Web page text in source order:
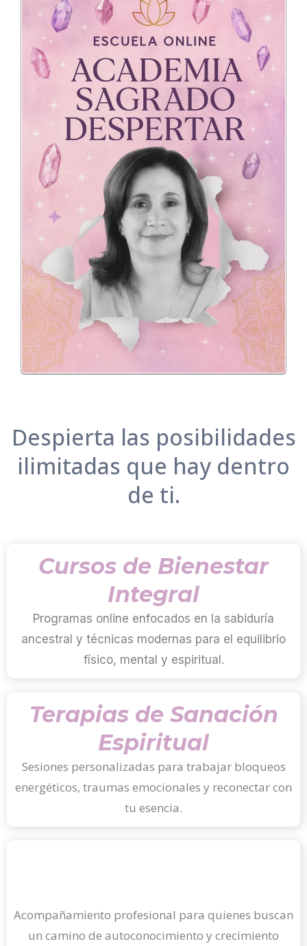
Despierta las posibilidades
ilimitadas que hay dentro
de ti.
Cursos de Bienestar
Integral
Programas online enfocados en la sabiduría
ancestral y técnicas modernas para el equilibrio
físico, mental y espiritual.
Terapias de Sanación
Espiritual
Sesiones personalizadas para trabajar bloqueos
energéticos, traumas emocionales y reconectar con
tu esencia.
Acompañamiento profesional para quienes buscan
un camino de autoconocimiento y crecimiento